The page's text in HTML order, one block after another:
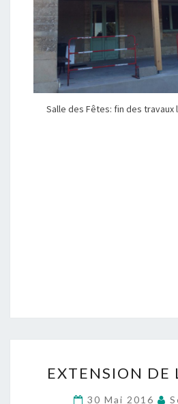
Salle des Fêtes: fin des travaux
DE
LA
EXTENSION DE
30 Mai 2016